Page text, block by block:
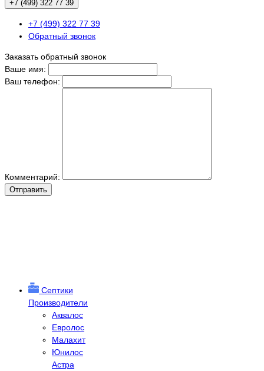
+7 (499) 322 77 39
+7 (499) 322 77 39
Обратный звонок
Заказать обратный звонок
Ваше имя:
Ваш телефон:
Комментарий:
Отправить
Септики
Производители
Аквалос
Евролос
Малахит
Юнилос
Астра